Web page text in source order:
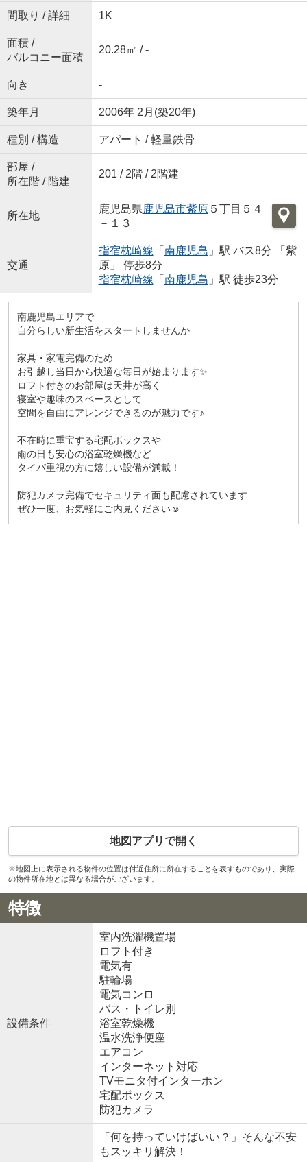
間取り / 詳細 1K
面積 /
バルコニー面積
20.28㎡ / -
向き -
築年月 2006年 2月(築20年)
種別 / 構造 アパート / 軽量鉄骨
部屋 /
所在階 / 階建
201 / 2階 / 2階建
所在地
鹿児島県鹿児島市紫原５丁目５４
－１３
交通
指宿枕崎線 「 南鹿児島 」駅 バス8分 「紫
原」 停歩8分
指宿枕崎線 「 南鹿児島 」駅 徒歩23分
南鹿児島エリアで
自分らしい新生活をスタートしませんか
家具・家電完備のため
お引越し当日から快適な毎日が始まります✨
ロフト付きのお部屋は天井が高く
寝室や趣味のスペースとして
空間を自由にアレンジできるのが魅力です♪
不在時に重宝する宅配ボックスや
雨の日も安心の浴室乾燥機など
タイパ重視の方に嬉しい設備が満載！
防犯カメラ完備でセキュリティ面も配慮されています
ぜひ一度、お気軽にご内見ください☺
地図アプリで開く
※地図上に表示される物件の位置は付近住所に所在することを表すものであり、実際
の物件所在地とは異なる場合がございます。
特徴
設備条件
室内洗濯機置場
ロフト付き
電気有
駐輪場
電気コンロ
バス・トイレ別
浴室乾燥機
温水洗浄便座
エアコン
インターネット対応
TVモニタ付インターホン
宅配ボックス
防犯カメラ
「何を持っていけばいい？」そんな不安
もスッキリ解決！